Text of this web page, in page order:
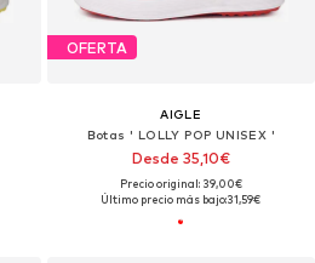
OFERTA
AIGLE
Botas ' LOLLY POP UNISEX '
Desde 35,10€
Precio original: 39,00€
Último precio más bajo:31,59€